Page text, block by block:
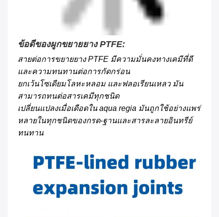
ข้อดีของผูกขยายยาง PTFE:
สายต่อการขยายยาง PTFE มีความมั่นคงทางเคมีที่ดี
และความทนทานต่อการกัดกร่อน
ยกเว้นโซเดียมโลหะหลอม และฟลอเรียนเหลว มัน
สามารถทนต่อสารเคมีทุกชนิด
เปลี่ยนแปลงเมื่อเดือดใน aqua regia มันถูกใช้อย่างแพร่
หลายในทุกชนิดของกรด-ฐานและสารละลายอินทรีย์
ทนทาน